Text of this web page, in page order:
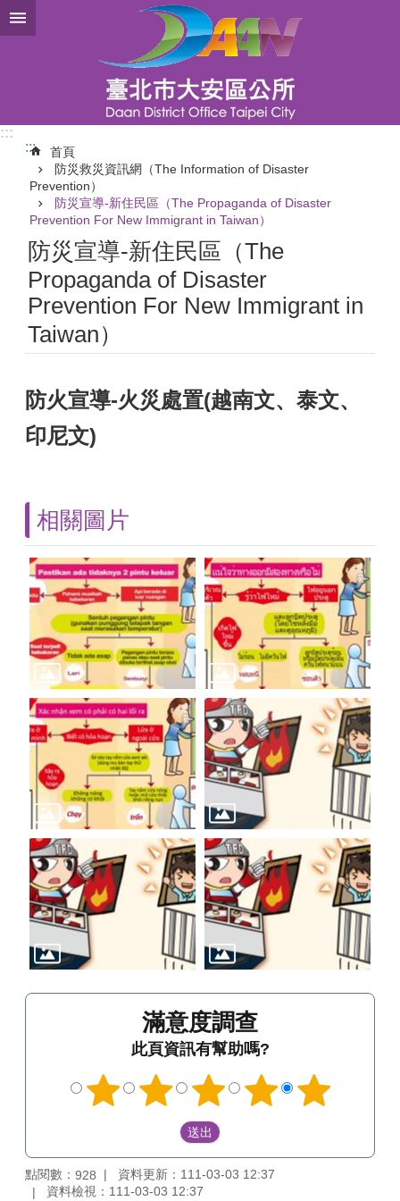
跳到主要內容區塊
:::
:::
首頁
防災救災資訊網（The Information of Disaster
Prevention）
防災宣導-新住民區（The Propaganda of Disaster
Prevention For New Immigrant in Taiwan）
防災宣導-新住民區（The
Propaganda of Disaster
Prevention For New Immigrant in
Taiwan）
防火宣導-火災處置(越南文、泰文、
印尼文)
相關圖片
滿意度調查
此頁資訊有幫助嗎?
點閱數： 928
資料更新：111-03-03 12:37
資料檢視：111-03-03 12:37